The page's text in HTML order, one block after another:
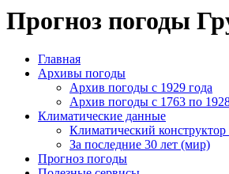
Прогноз погоды
Главная
Архивы погоды
Архив погоды c 1929 года
Архив погоды c 1763 по
Климатические данные
Климатический конструктор
За последние 30 лет (мир)
Прогноз погоды